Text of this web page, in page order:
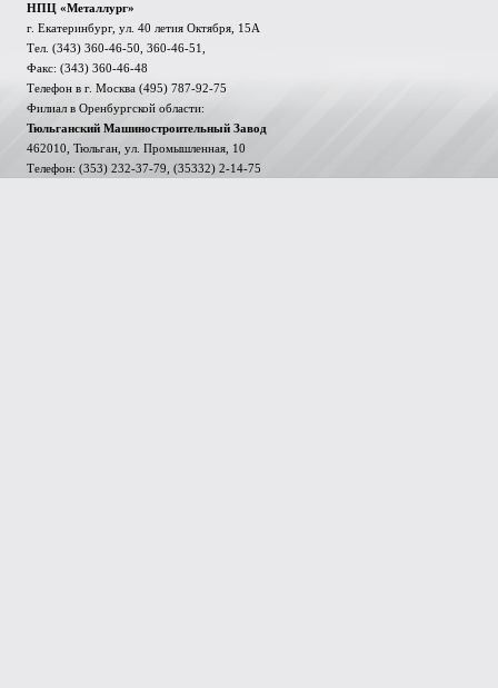
НПЦ «Металлург»
г. Екатеринбург, ул. 40 летия Октября, 15А
Тел. (343) 360-46-50, 360-46-51,
Факс: (343) 360-46-48
Телефон в г. Москва (495) 787-92-75
Филиал в Оренбургской области:
Тюльганский Машиностроительный Завод
462010, Тюльган, ул. Промышленная, 10
Телефон: (353) 232-37-79, (35332) 2-14-75